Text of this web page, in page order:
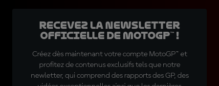
Recevez la Newsletter
officielle de MotoGP™ !
Créez dès maintenant votre compte MotoGP™ et
profitez de contenus exclusifs tels que notre
newletter, qui comprend des rapports des GP, des